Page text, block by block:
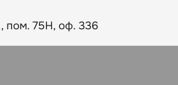
пом. 75Н, оф. 336